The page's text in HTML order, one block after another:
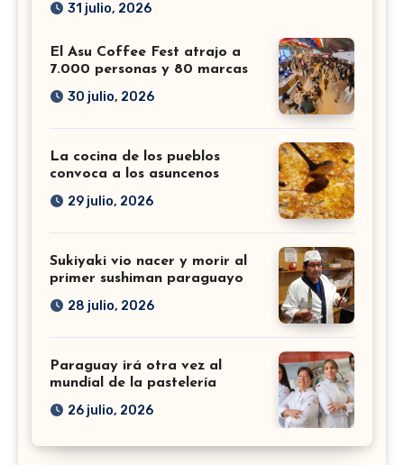
31 julio, 2026
El Asu Coffee Fest atrajo a
7.000 personas y 80 marcas
30 julio, 2026
La cocina de los pueblos
convoca a los asuncenos
29 julio, 2026
Sukiyaki vio nacer y morir al
primer sushiman paraguayo
28 julio, 2026
Paraguay irá otra vez al
mundial de la pastelería
26 julio, 2026